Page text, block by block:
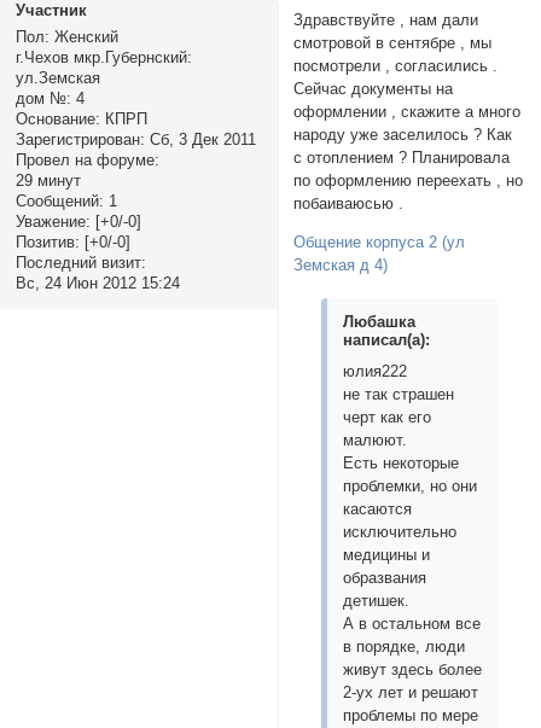
Участник
Пол: Женский
г.Чехов мкр.Губернский:
ул.Земская
дом №: 4
Основание: КПРП
Зарегистрирован: Сб, 3 Дек 2011
Провел на форуме:
29 минут
Сообщений: 1
Уважение: [+0/-0]
Позитив: [+0/-0]
Последний визит:
Вс, 24 Июн 2012 15:24
Здравствуйте , нам дали
смотровой в сентябре , мы
посмотрели , согласились .
Сейчас документы на
оформлении , скажите а много
народу уже заселилось ? Как
с отоплением ? Планировала
по оформлению переехать , но
побаиваюсью .
Общение корпуса 2 (ул
Земская д 4)
Любашка
написал(а):
юлия222
не так страшен
черт как его
малюют.
Есть некоторые
проблемки, но они
касаются
исключительно
медицины и
образвания
детишек.
А в остальном все
в порядке, люди
живут здесь более
2-ух лет и решают
проблемы по мере